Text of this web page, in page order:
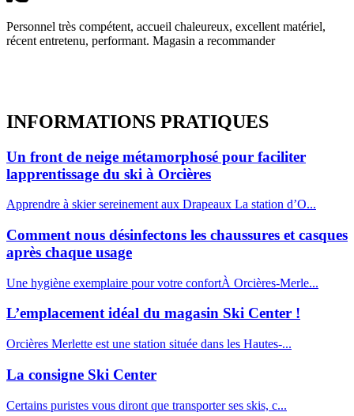
Personnel très compétent, accueil chaleureux, excellent matériel,
récent entretenu, performant. Magasin a recommander
INFORMATIONS PRATIQUES
Un front de neige métamorphosé pour faciliter
lapprentissage du ski à Orcières
Apprendre à skier sereinement aux Drapeaux La station d’O...
Comment nous désinfectons les chaussures et casques
après chaque usage
Une hygiène exemplaire pour votre confortÀ Orcières-Merle...
L’emplacement idéal du magasin Ski Center !
Orcières Merlette est une station située dans les Hautes-...
La consigne Ski Center
Certains puristes vous diront que transporter ses skis, c...